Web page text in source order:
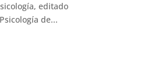
editado
de...